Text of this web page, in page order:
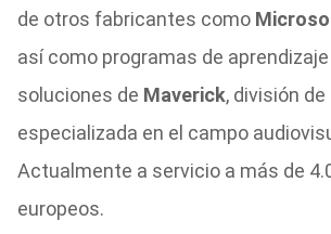
de otros fabricantes como
así como programas de
soluciones de Maverick, división
especializada en el campo
Actualmente a servicio a más de
europeos.